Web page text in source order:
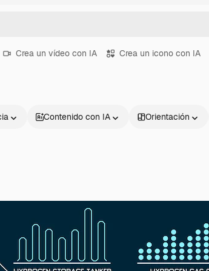
Crea un vídeo con IA Crea un icono con IA
Contenido con IA Orientación
Productos